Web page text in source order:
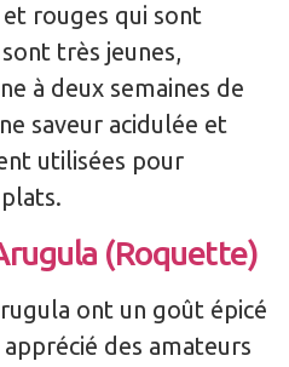
rouges qui sont
très jeunes,
à deux semaines de
saveur acidulée et
utilisées pour
(Roquette)
ont un goût épicé
des amateurs